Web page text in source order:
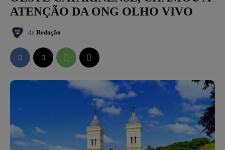
ATENÇÃO DA ONG OLHO VIVO
da Redação